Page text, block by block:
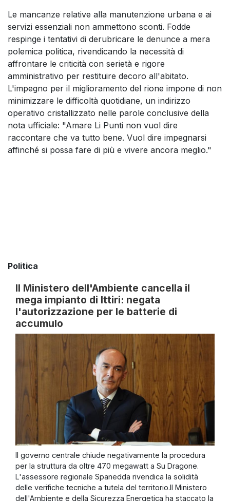
Le mancanze relative alla manutenzione urbana e ai
servizi essenziali non ammettono sconti. Fodde
respinge i tentativi di derubricare le denunce a mera
polemica politica, rivendicando la necessità di
affrontare le criticità con serietà e rigore
amministrativo per restituire decoro all'abitato.
L'impegno per il miglioramento del rione impone di non
minimizzare le difficoltà quotidiane, un indirizzo
operativo cristallizzato nelle parole conclusive della
nota ufficiale: "Amare Li Punti non vuol dire
raccontare che va tutto bene. Vuol dire impegnarsi
affinché si possa fare di più e vivere ancora meglio."
Politica
Il Ministero dell'Ambiente cancella il
mega impianto di Ittiri: negata
l'autorizzazione per le batterie di
accumulo
Il governo centrale chiude negativamente la procedura
per la struttura da oltre 470 megawatt a Su Dragone.
L'assessore regionale Spanedda rivendica la solidità
delle verifiche tecniche a tutela del territorio.Il Ministero
dell'Ambiente e della Sicurezza Energetica ha staccato la